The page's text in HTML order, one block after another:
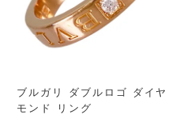
ブルガリ ダブルロゴ ダイヤ
モンド リング